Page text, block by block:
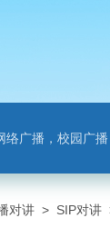
校园广播，紧急求助，
对讲 > SIP对讲